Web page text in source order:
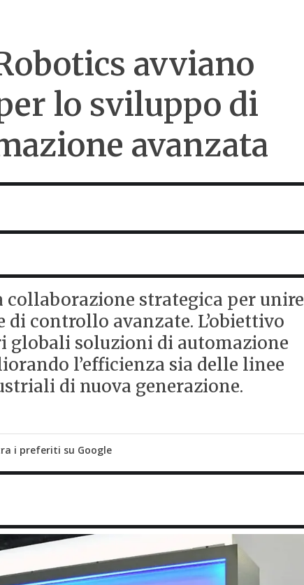
avviano
lo sviluppo di
avanzata
collaborazione strategica per unire
controllo avanzate. L’obiettivo
globali soluzioni di automazione
l’efficienza sia delle linee
di nuova generazione.
i preferiti su Google